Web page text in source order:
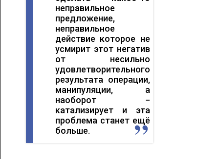
неправильное
предложение,
неправильное
действие которое не
усмирит этот негатив
от несильно
удовлетворительного
результата операции,
манипуляции, а
наоборот −
катализирует и эта
проблема станет ещё
больше.